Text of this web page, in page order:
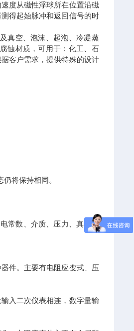
度从磁性浮球所在位置沿磁
得起始脉冲和返回信号的时
真空、泡沫、起泡、冷凝蒸
蚀材质，可用于：化工、石
客户需求，提供特殊的设计
将保持相同。
常数、介质、压力、真空、
件。主要有电阻应变式、压
入二次仪表相连，数字量输